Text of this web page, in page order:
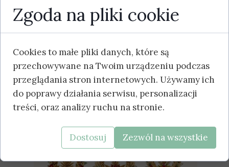
zawodnicy zmierzą
Zgoda na pliki cookie
Cookies to małe pliki danych, które są
przechowywane na Twoim urządzeniu podczas
przeglądania stron internetowych. Używamy ich
do poprawy działania serwisu, personalizacji
treści, oraz analizy ruchu na stronie.
Dostosuj Zezwól na wszystkie